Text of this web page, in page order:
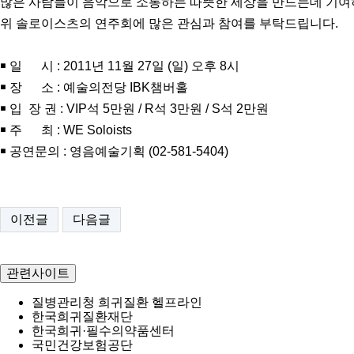
위 솔로이스츠의 연주회에 많은 관심과 참여를 부탁드립니다.
￭ 일 시 : 2011년 11월 27일 (일) 오후 8시
￭ 장 소 : 예술의전당 IBK챔버홀
￭ 입 장 권 : VIP석 5만원 / R석 3만원 / S석 2만원
￭ 주 최 : WE Soloists
￭ 공연문의 : 영음예술기획 (02-581-5404)
이전글 다음글
관련사이트
질병관리청 희귀질환 헬프라인
한국희귀질환재단
한국희귀·필수의약품센터
국민건강보험공단